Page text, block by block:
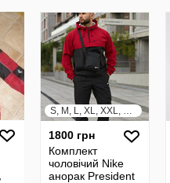
S, M, L, XL, XXL, XXXL
1800 грн
Комплект
чоловічий Nike
анорак President